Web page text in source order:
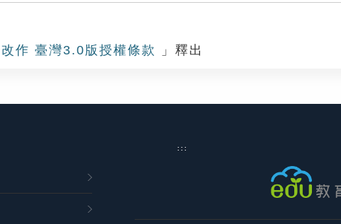
作 臺灣3.0版授權條款 」釋出
:::